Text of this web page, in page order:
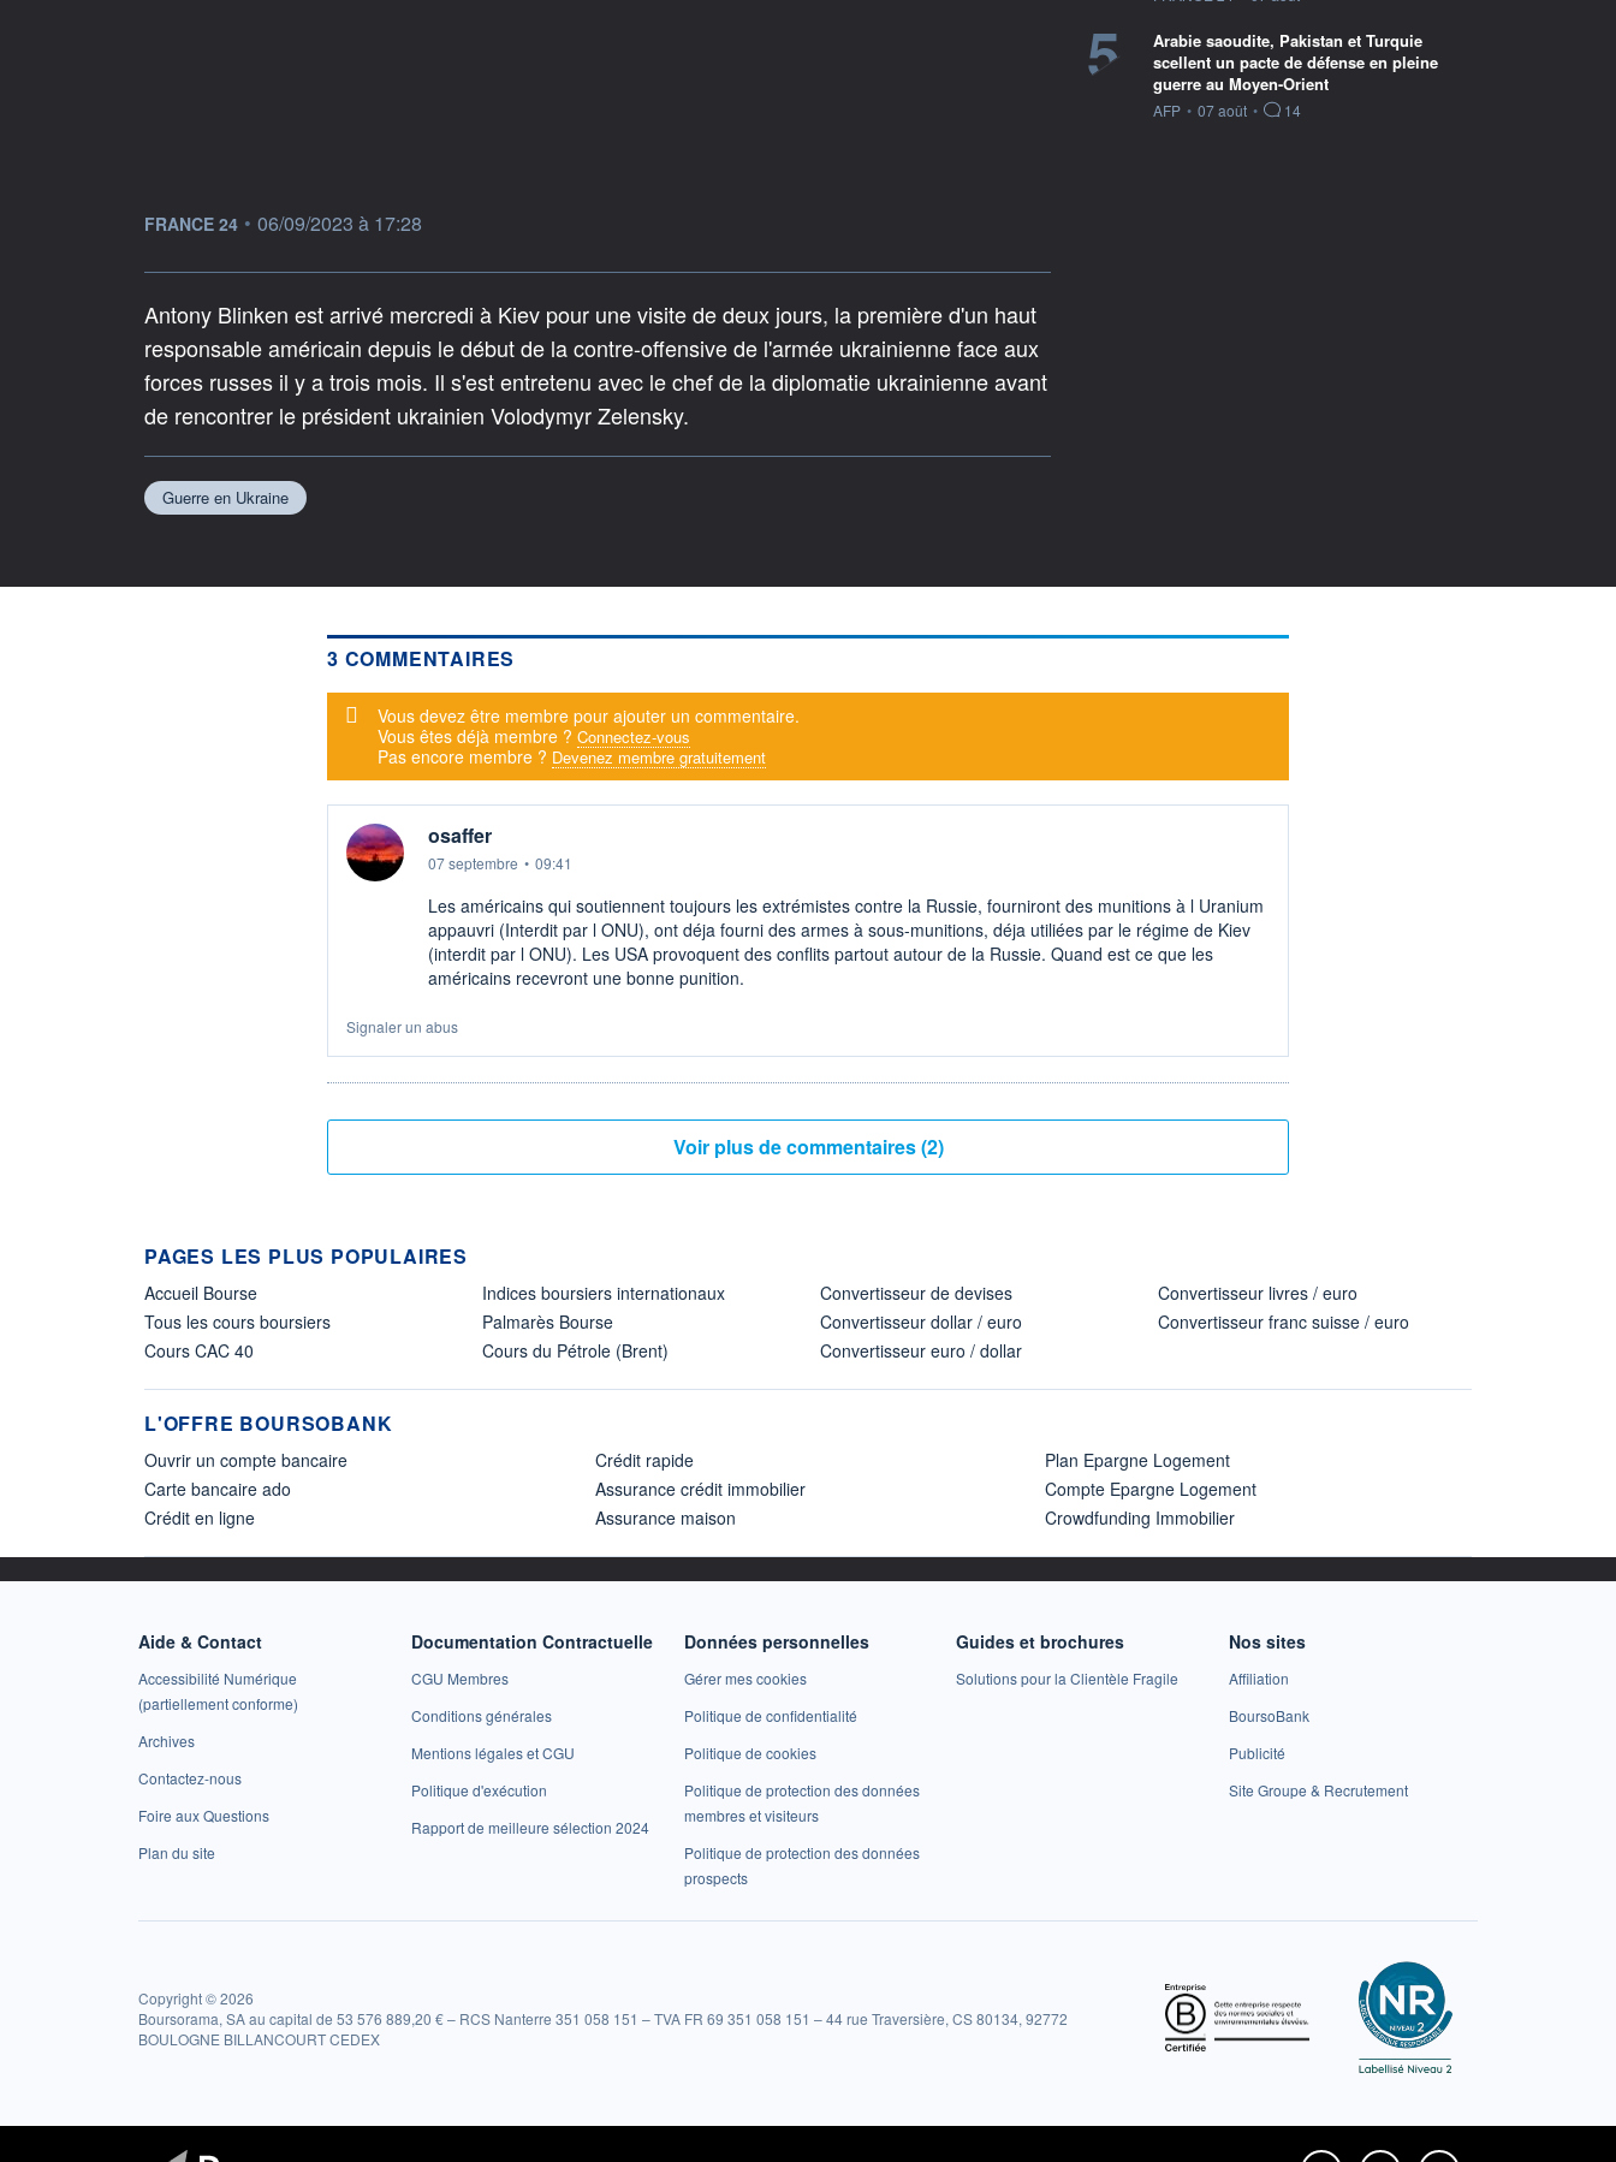
information fournie par
FRANCE 24 • 06/09/2023 à 17:28
Antony Blinken est arrivé mercredi à Kiev pour une visite de deux jours, la première d'un haut
responsable américain depuis le début de la contre-offensive de l'armée ukrainienne face aux
forces russes il y a trois mois. Il s'est entretenu avec le chef de la diplomatie ukrainienne avant
de rencontrer le président ukrainien Volodymyr Zelensky.
Guerre en Ukraine
5
Arabie saoudite, Pakistan et Turquie
scellent un pacte de défense en pleine
guerre au Moyen-Orient
information fournie par
AFP • 07 août • 14
3 COMMENTAIRES
Message d'alerte
Vous devez être membre pour ajouter un commentaire.
Vous êtes déjà membre ? Connectez-vous
Pas encore membre ? Devenez membre gratuitement
osaffer
07 septembre • 09:41
Les américains qui soutiennent toujours les extrémistes contre la Russie, fourniront des munitions à l Uranium
appauvri (Interdit par l ONU), ont déja fourni des armes à sous-munitions, déja utiliées par le régime de Kiev
(interdit par l ONU). Les USA provoquent des conflits partout autour de la Russie. Quand est ce que les
américains recevront une bonne punition.
Signaler un abus
Voir plus de commentaires (2)
PAGES LES PLUS POPULAIRES
Accueil Bourse
Tous les cours boursiers
Cours CAC 40
Indices boursiers internationaux
Palmarès Bourse
Cours du Pétrole (Brent)
Convertisseur de devises
Convertisseur dollar / euro
Convertisseur euro / dollar
Convertisseur livres / euro
Convertisseur franc suisse / euro
L'OFFRE BOURSOBANK
Ouvrir un compte bancaire
Carte bancaire ado
Crédit en ligne
Crédit rapide
Assurance crédit immobilier
Assurance maison
Plan Epargne Logement
Compte Epargne Logement
Crowdfunding Immobilier
Aide & Contact
Accessibilité Numérique
(partiellement conforme)
Archives
Contactez-nous
Foire aux Questions
Plan du site
Documentation Contractuelle
CGU Membres
Conditions générales
Mentions légales et CGU
Politique d'exécution
Rapport de meilleure sélection 2024
Données personnelles
Gérer mes cookies
Politique de confidentialité
Politique de cookies
Politique de protection des données
membres et visiteurs
Politique de protection des données
prospects
Guides et brochures
Solutions pour la Clientèle Fragile
Nos sites
Affiliation
BoursoBank
Publicité
Site Groupe & Recrutement
Copyright © 2026
Boursorama, SA au capital de 53 576 889,20 € – RCS Nanterre 351 058 151 – TVA FR 69 351 058 151 – 44 rue Traversière, CS 80134, 92772
BOULOGNE BILLANCOURT CEDEX